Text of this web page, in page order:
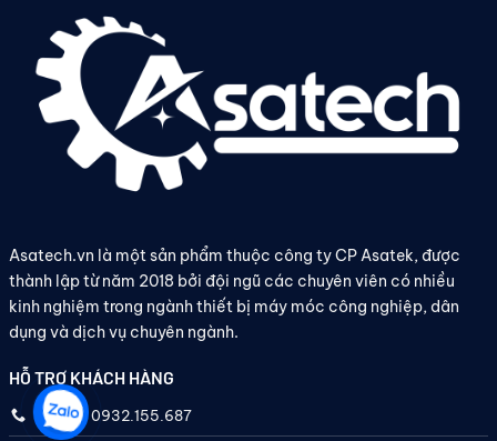
Asatech.vn là một sản phẩm thuộc công ty CP Asatek, được
thành lập từ năm 2018 bởi đội ngũ các chuyên viên có nhiều
kinh nghiệm trong ngành thiết bị máy móc công nghiệp, dân
dụng và dịch vụ chuyên ngành.
HỖ TRỢ KHÁCH HÀNG
Hotline: 0932.155.687